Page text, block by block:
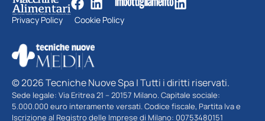
Privacy Policy Cookie Policy
© 2026 Tecniche Nuove Spa | Tutti i diritti riservati.
Sede legale: Via Eritrea 21 – 20157 Milano. Capitale sociale:
5.000.000 euro interamente versati. Codice fiscale, Partita Iva e
Iscrizione al Registro delle Imprese di Milano: 00753480151